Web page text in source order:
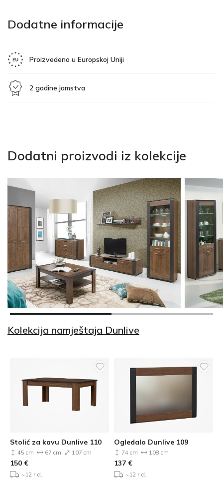
Dodatne informacije
Proizvedeno u Europskoj Uniji
2 godine jamstva
Dodatni proizvodi iz kolekcije
Kolekcija namještaja Dunlive
Stolić za kavu Dunlive 110
45 cm 67 cm 107 cm
150 €
~12 r.d.
Ogledalo Dunlive 109
74 cm 108 cm
137 €
~12 r.d.